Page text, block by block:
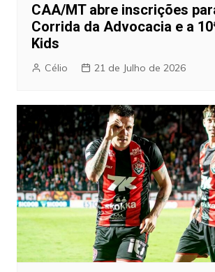
CAA/MT abre inscrições
Corrida da Advocacia e a
Kids
Célio 21 de Julho de 2026